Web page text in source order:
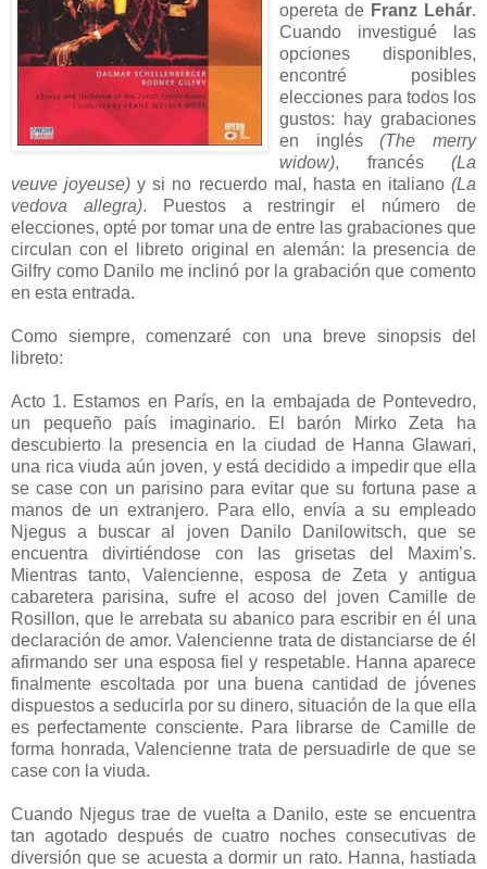
opereta de Franz Lehár.
Cuando investigué las
opciones disponibles,
encontré posibles
elecciones para todos los
gustos: hay grabaciones
en inglés(The merry
widow), francés (La
veuve joyeuse) y si no recuerdo mal, hasta en italiano(La
vedova allegra). Puestos a restringir el número de
elecciones, opté por tomar una de entre las grabaciones que
circulan con el libreto original en alemán: la presencia de
Gilfry como Danilo me inclinó por la grabación que comento
en esta entrada.
Como siempre, comenzaré con una breve sinopsis del
libreto:
Acto 1. Estamos en París, en la embajada de Pontevedro,
un pequeño país imaginario. El barón Mirko Zeta ha
descubierto la presencia en la ciudad de Hanna Glawari,
una rica viuda aún joven, y está decidido a impedir que ella
se case con un parisino para evitar que su fortuna pase a
manos de un extranjero. Para ello, envía a su empleado
Njegus a buscar al joven Danilo Danilowitsch, que se
encuentra divirtiéndose con las grisetas del Maxim’s.
Mientras tanto, Valencienne, esposa de Zeta y antigua
cabaretera parisina, sufre el acoso del joven Camille de
Rosillon, que le arrebata su abanico para escribir en él una
declaración de amor. Valencienne trata de distanciarse de él
afirmando ser una esposa fiel y respetable. Hanna aparece
finalmente escoltada por una buena cantidad de jóvenes
dispuestos a seducirla por su dinero, situación de la que ella
es perfectamente consciente. Para librarse de Camille de
forma honrada, Valencienne trata de persuadirle de que se
case con la viuda.
Cuando Njegus trae de vuelta a Danilo, este se encuentra
tan agotado después de cuatro noches consecutivas de
diversión que se acuesta a dormir un rato. Hanna, hastiada